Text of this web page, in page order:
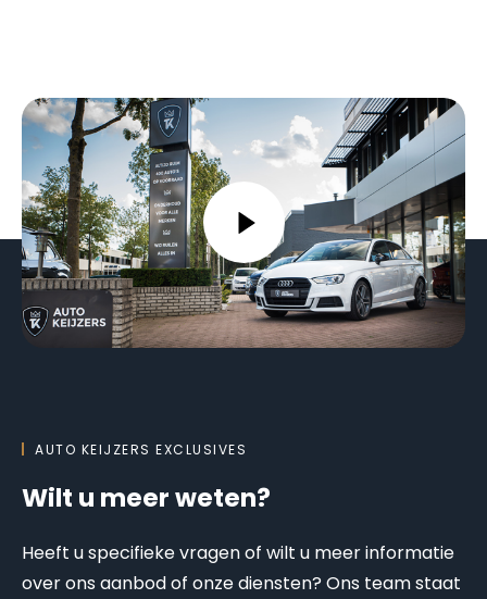
AUTO KEIJZERS EXCLUSIVES
Wilt u meer weten?
Heeft u specifieke vragen of wilt u meer informatie
over ons aanbod of onze diensten? Ons team staat